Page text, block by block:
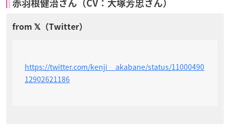
赤羽根健治さん（CV：大塚芳忠さん）
https://twitter.com/kenji__akabane/status/11000490
12902621186